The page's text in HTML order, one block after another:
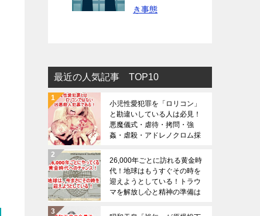
き事態
最近の人気記事 TOP10
小児性愛犯罪を「ロリコン」
と勘違いしている人は必見！
悪魔儀式・虐待・拷問・強
姦・虐殺・アドレノクロム採
（※閲覧注意）
26,000年ごとに訪れる黄金時
代！地球はもうすぐその時を
迎えようとしている！トラウ
マを解放し心と精神の準備は